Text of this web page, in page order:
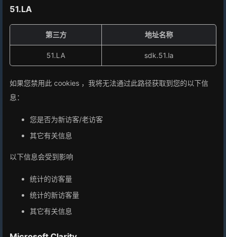
51.LA
第三方 地址名称
51.LA sdk.51.la
如果您禁用此 cookies ，我将无法通过此路径获取到您的以下信
息：
您是否为新访客/老访客
其它有关信息
以下信息会受到影响
统计的访客量
统计的新访客量
其它有关信息